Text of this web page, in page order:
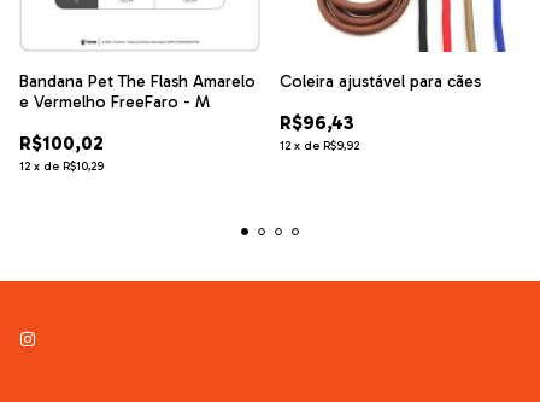
Bandana Pet The Flash Amarelo
e Vermelho FreeFaro - M
R$100,02
12 x de R$10,29
Coleira ajustável para cães
R$96,43
12 x de R$9,92